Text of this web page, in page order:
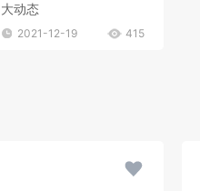
大动态
2021-12-19 415